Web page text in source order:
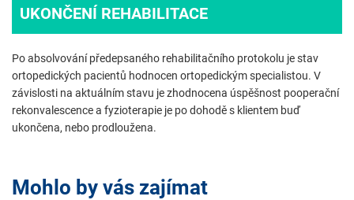
UKONČENÍ REHABILITACE
Po absolvování předepsaného rehabilitačního protokolu je stav
ortopedických pacientů hodnocen ortopedickým specialistou. V
závislosti na aktuálním stavu je zhodnocena úspěšnost pooperační
rekonvalescence a fyzioterapie je po dohodě s klientem buď
ukončena, nebo prodloužena.
Mohlo by vás zajímat